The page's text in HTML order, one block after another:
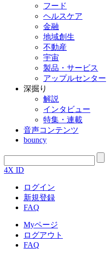
フード
ヘルスケア
金融
地域創生
不動産
宇宙
製品・サービス
アップルセンター
深掘り
解説
インタビュー
特集・連載
音声コンテンツ
bouncy
4X ID
ログイン
新規登録
FAQ
Myページ
ログアウト
FAQ